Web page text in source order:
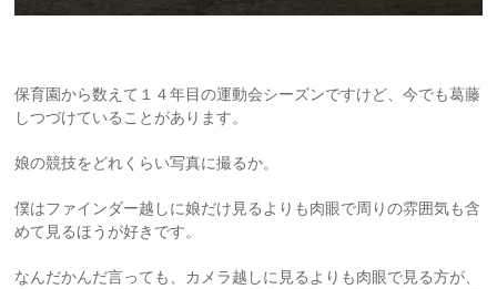
保育園から数えて１４年目の運動会シーズンですけど、今でも葛藤
しつづけていることがあります。
娘の競技をどれくらい写真に撮るか。
僕はファインダー越しに娘だけ見るよりも肉眼で周りの雰囲気も含
めて見るほうが好きです。
なんだかんだ言っても、カメラ越しに見るよりも肉眼で見る方が、